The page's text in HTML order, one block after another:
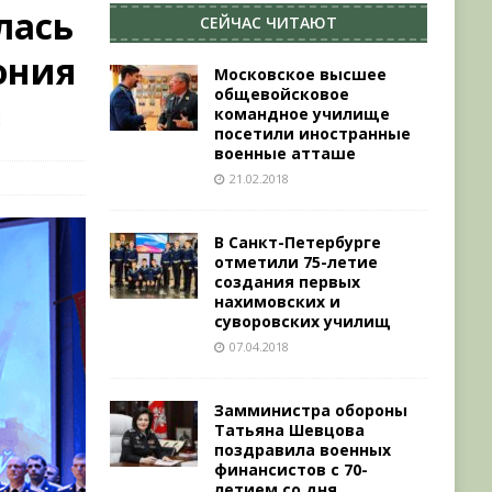
СЕЙЧАС ЧИТАЮТ
Московское высшее
общевойсковое
командное училище
посетили иностранные
военные атташе
21.02.2018
В Санкт-Петербурге
отметили 75-летие
создания первых
нахимовских и
суворовских училищ
07.04.2018
Замминистра обороны
Татьяна Шевцова
поздравила военных
финансистов с 70-